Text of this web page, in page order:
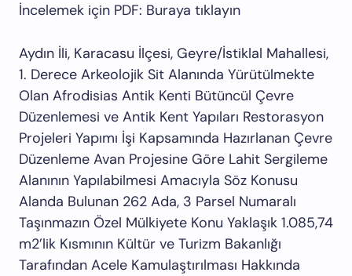
İncelemek için PDF: Buraya tıklayın
Aydın İli, Karacasu İlçesi, Geyre/İstiklal Mahallesi,
1. Derece Arkeolojik Sit Alanında Yürütülmekte
Olan Afrodisias Antik Kenti Bütüncül Çevre
Düzenlemesi ve Antik Kent Yapıları Restorasyon
Projeleri Yapımı İşi Kapsamında Hazırlanan Çevre
Düzenleme Avan Projesine Göre Lahit Sergileme
Alanının Yapılabilmesi Amacıyla Söz Konusu
Alanda Bulunan 262 Ada, 3 Parsel Numaralı
Taşınmazın Özel Mülkiyete Konu Yaklaşık 1.085,74
m2’lik Kısmının Kültür ve Turizm Bakanlığı
Tarafından Acele Kamulaştırılması Hakkında